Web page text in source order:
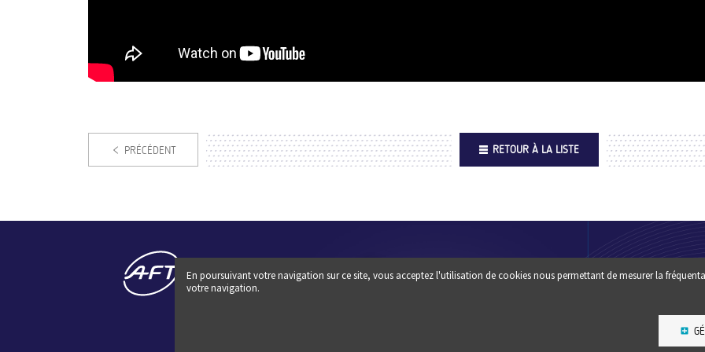
PRÉCÉDENT RETOUR À LA LISTE
Une question ? un conseil :
Footer
QUI
En poursuivant votre navigation sur ce site, vous acceptez l'utilisation de cookies nous permettant de mesurer la
votre navigation.